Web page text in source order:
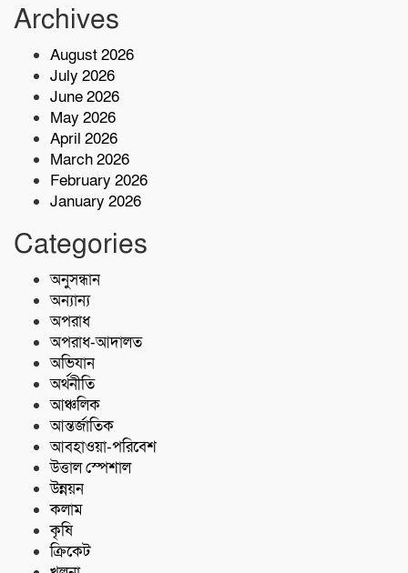
বাসচাপায় ৭ শ্রমিক নিহত,আহত অন্তত ১৪ জন
Archives
August 2026
July 2026
June 2026
May 2026
April 2026
March 2026
February 2026
January 2026
Categories
অনুসন্ধান
অন্যান্য
অপরাধ
অপরাধ-আদালত
অভিযান
অর্থনীতি
আঞ্চলিক
আন্তর্জাতিক
আবহাওয়া-পরিবেশ
উত্তাল স্পেশাল
উন্নয়ন
কলাম
কৃষি
ক্রিকেট